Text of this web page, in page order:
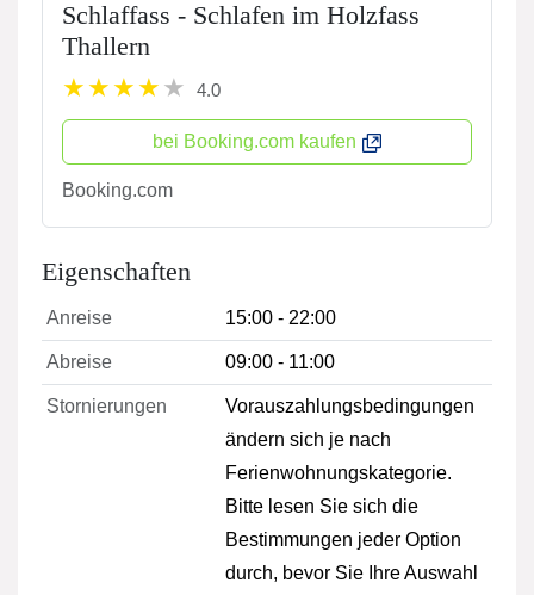
Schlaffass - Schlafen im Holzfass
Thallern
4.0
bei Booking.com kaufen
Booking.com
Eigenschaften
Anreise 15:00 - 22:00
Abreise 09:00 - 11:00
Stornierungen
Vorauszahlungsbedingungen
ändern sich je nach
Ferienwohnungskategorie.
Bitte lesen Sie sich die
Bestimmungen jeder Option
durch, bevor Sie Ihre Auswahl